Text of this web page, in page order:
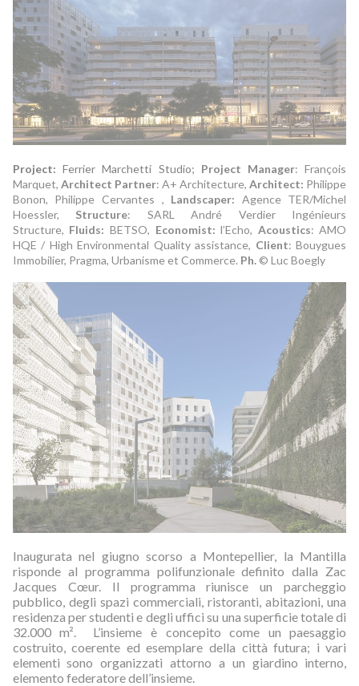
Project: Ferrier Marchetti Studio; Project Manager: François
Marquet, Architect Partner: A+ Architecture,Architect: Philippe
Bonon, Philippe Cervantes , Landscaper: Agence TER/Michel
Hoessler, Structure: SARL André Verdier Ingénieurs
Structure, Fluids: BETSO, Economist: l’Echo, Acoustics: AMO
HQE / High Environmental Quality assistance, Client: Bouygues
Immobilier, Pragma, Urbanisme et Commerce. Ph.© Luc Boegly
Inaugurata nel giugno scorso a Montepellier, la Mantilla
risponde al programma polifunzionale definito dalla Zac
Jacques Cœur. Il programma riunisce un parcheggio
pubblico, degli spazi commerciali, ristoranti, abitazioni, una
residenza per studenti e degli uffici su una superficie totale di
32.000 m². L’insieme è concepito come un paesaggio
costruito, coerente ed esemplare della città futura; i vari
elementi sono organizzati attorno a un giardino interno,
elemento federatore dell’insieme.